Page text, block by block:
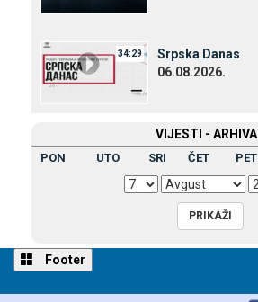
34:29
Srpska Danas
06.08.2026.
VIЈESTI - ARHIVA
PON UTO SRI ČET PET
Footer